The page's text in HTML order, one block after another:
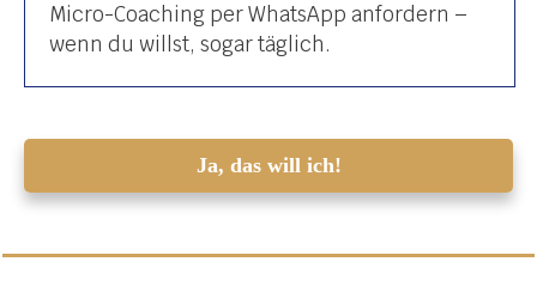
Micro-Coaching per WhatsApp anfordern –
wenn du willst, sogar täglich.
Ja, das will ich!